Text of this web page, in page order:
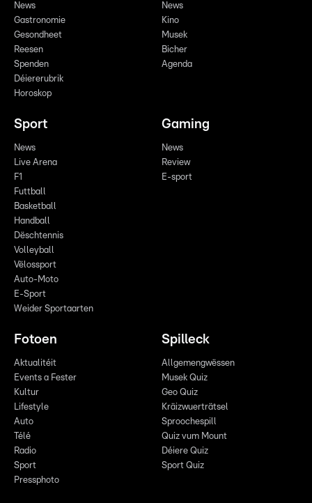
News
Gastronomie
Gesondheet
Reesen
Spenden
Déiererubrik
Horoskop
News
Kino
Musek
Bicher
Agenda
Sport
News
Live Arena
F1
Futtball
Basketball
Handball
Dëschtennis
Volleyball
Vëlossport
Auto-Moto
E-Sport
Weider Sportaarten
Gaming
News
Review
E-sport
Fotoen
Aktualitéit
Events a Fester
Kultur
Lifestyle
Auto
Télé
Radio
Sport
Pressphoto
Spilleck
Allgemengwëssen
Musek Quiz
Geo Quiz
Kräizwuerträtsel
Sproochespill
Quiz vum Mount
Déiere Quiz
Sport Quiz